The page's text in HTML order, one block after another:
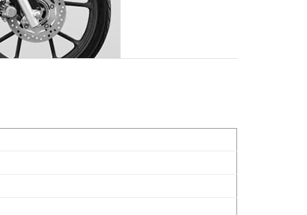
đẹp
cấp đáng giá nhất trong những năm gần